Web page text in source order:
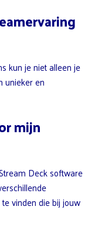
kun je niet alleen je
unieker en
mijn
Deck software
vinden die bij jouw